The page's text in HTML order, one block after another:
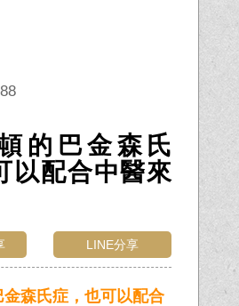
的巴金森氏
以配合中醫來
LINE分享
森氏症，也可以配合